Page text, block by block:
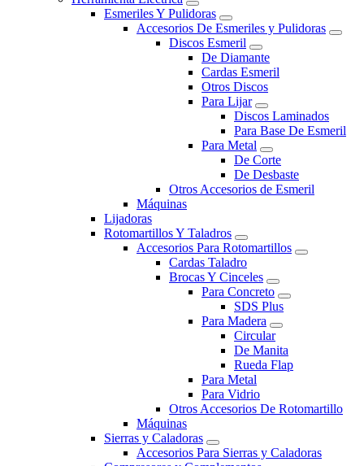
Esmeriles Y Pulidoras
Accesorios De Esmeriles y Pulidoras
Discos Esmeril
De Diamante
Cardas Esmeril
Otros Discos
Para Lijar
Discos Laminados
Para Base De Esmeril
Para Metal
De Corte
De Desbaste
Otros Accesorios de Esmeril
Máquinas
Lijadoras
Rotomartillos Y Taladros
Accesorios Para Rotomartillos
Cardas Taladro
Brocas Y Cinceles
Para Concreto
SDS Plus
Para Madera
Circular
De Manita
Rueda Flap
Para Metal
Para Vidrio
Otros Accesorios De Rotomartillo
Máquinas
Sierras y Caladoras
Accesorios Para Sierras y Caladoras